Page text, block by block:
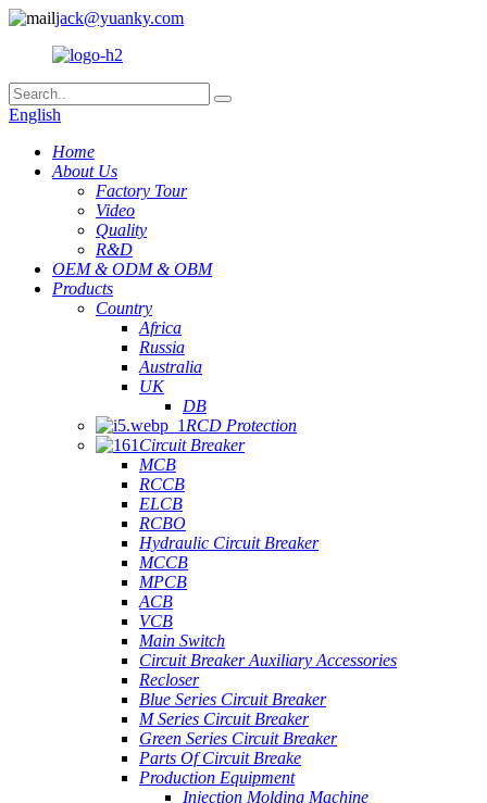
jack@yuanky.com
English
Home
About Us
Factory Tour
Video
Quality
R&D
OEM & ODM & OBM
Products
Country
Africa
Russia
Australia
UK
DB
RCD Protection
Circuit Breaker
MCB
RCCB
ELCB
RCBO
Hydraulic Circuit Breaker
MCCB
MPCB
ACB
VCB
Main Switch
Circuit Breaker Auxiliary Accessories
Recloser
Blue Series Circuit Breaker
M Series Circuit Breaker
Green Series Circuit Breaker
Parts Of Circuit Breake
Production Equipment
Injection Molding Machine